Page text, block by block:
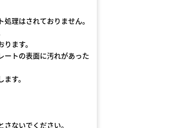
理はされておりません。
ます。
ートの表面に汚れがあった
す。
ないでください。